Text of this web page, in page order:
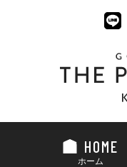
HOME
ホーム